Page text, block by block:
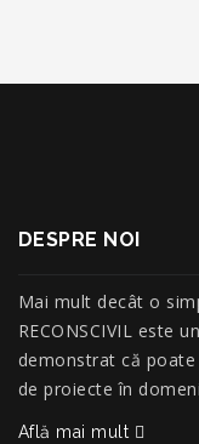
DESPRE NOI
Mai mult decât o
RECONSCIVIL este
demonstrat că
de proiecte în
Află mai mult